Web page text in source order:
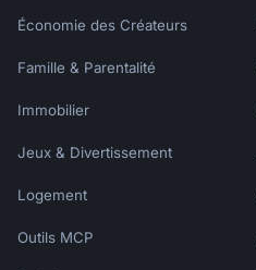
Économie des Créateurs
Famille & Parentalité
Immobilier
Jeux & Divertissement
Logement
Outils MCP